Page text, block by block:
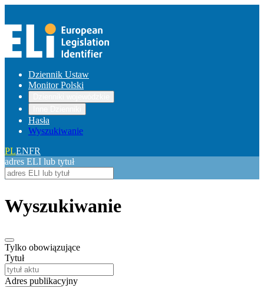
Dziennik Ustaw
Monitor Polski
Hasła
Wyszukiwanie
PLENFR
adres ELI lub tytuł
Wyszukiwanie
Tylko obowiązujące
Tytuł
Adres publikacyjny